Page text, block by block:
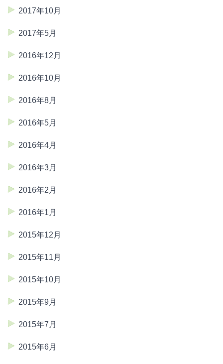
2017年10月
2017年5月
2016年12月
2016年10月
2016年8月
2016年5月
2016年4月
2016年3月
2016年2月
2016年1月
2015年12月
2015年11月
2015年10月
2015年9月
2015年7月
2015年6月